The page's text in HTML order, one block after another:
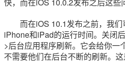
而在iOS 10.1发布之前，我们
iPhone和iPad的运行时间。关闭
>后台应用程序刷新。它会给你一
不需要他们在后台不断的刷新。这